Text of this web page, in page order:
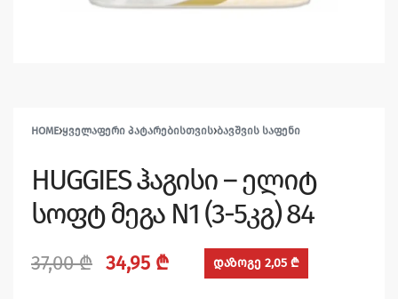
HOME›ᲧᲕᲔᲚᲐᲤᲔᲠᲘ ᲞᲐᲢᲐᲠᲔᲑᲘᲡᲗᲕᲘᲡ›ᲑᲐᲕᲨᲕᲘᲡ ᲡᲐᲤᲔᲜᲘ
HUGGIES ჰაგისი – ელიტ
სოფტ მეგა N1 (3-5კგ) 84
37,00₾ 34,95 ₾ დაზოგე 2,05 ₾